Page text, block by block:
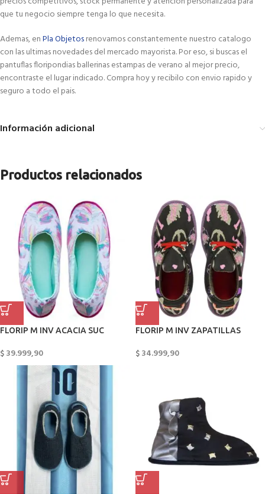
que tu negocio siempre tenga lo que necesita.
Ademas, enPla Objetosrenovamos constantemente nuestro catalogo
con las ultimas novedades del mercado mayorista. Por eso, si buscas el
pantuflas floripondias ballerinas estampas de verano al mejor precio,
encontraste el lugar indicado. Compra hoy y recibilo con envio rapido y
seguro a todo el pais.
Información adicional
Productos relacionados
FLORIP M INV ACACIA SUC
$39.999,90
FLORIP M INV ZAPATILLAS
$34.999,90